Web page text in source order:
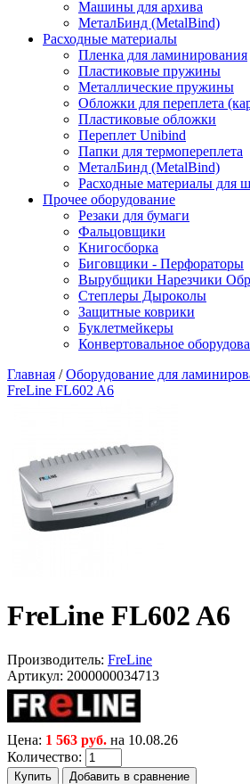
Машины для архива
МеталБинд (MetalBind)
Расходные материалы
Пленка для ламинирования
Пластиковые пружины
Металлические пружины
Обложки для переплета
Пластиковые обложки
Переплет Unibind
Папки для термопереплета
МеталБинд (MetalBind)
Расходные материалы для
Прочее оборудование
Резаки для бумаги
Фальцовщики
Книгосборка
Биговщики - Перфораторы
Вырубщики Нарезчики
Степлеры Дыроколы
Защитные коврики
Буклетмейкеры
Конвертовальное
Главная / Оборудование для
FreLine FL602 A6
FreLine FL602 A6
Производитель: FreLine
Артикул: 2000000034713
Цена: 1 563 руб. на 10.08.26
Количество: